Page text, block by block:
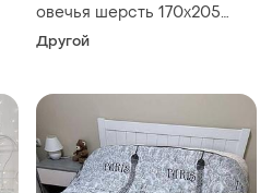
овечья шерсть 170х205
ярослав
Другой